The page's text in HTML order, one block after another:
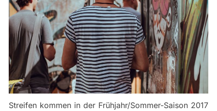
Streifen kommen in der Frühjahr/Sommer-Saison 2017